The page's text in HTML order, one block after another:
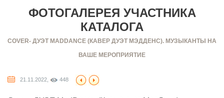
ФОТОГАЛЕРЕЯ УЧАСТНИКА
КАТАЛОГА
COVER- ДУЭТ MADDANCE (КАВЕР ДУЭТ МЭДДЕНС). МУЗЫКАНТЫ НА
ВАШЕ МЕРОПРИЯТИЕ
21.11.2022, 448